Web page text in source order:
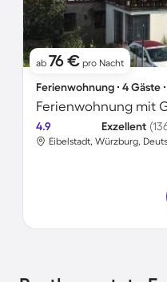
ab 76 € pro Nacht
Ferienwohnung ∙ 4 Gäste
Ferienwohnung mit
4.9 Exzellent
Eibelstadt, Würzburg,